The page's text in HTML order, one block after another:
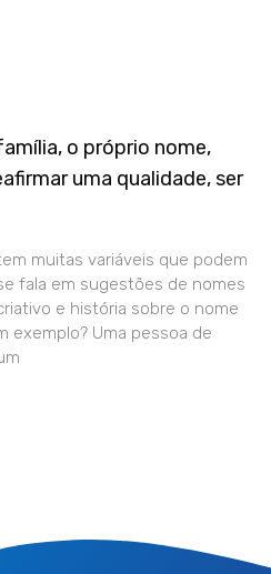
o próprio nome,
uma qualidade, ser
muitas variáveis que podem
fala em sugestões de nomes
e história sobre o nome
exemplo? Uma pessoa de